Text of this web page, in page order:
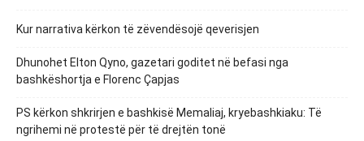
Kur narrativa kërkon të zëvendësojë qeverisjen
Dhunohet Elton Qyno, gazetari goditet në befasi nga
bashkëshortja e Florenc Çapjas
PS kërkon shkrirjen e bashkisë Memaliaj, kryebashkiaku: Të
ngrihemi në protestë për të drejtën tonë